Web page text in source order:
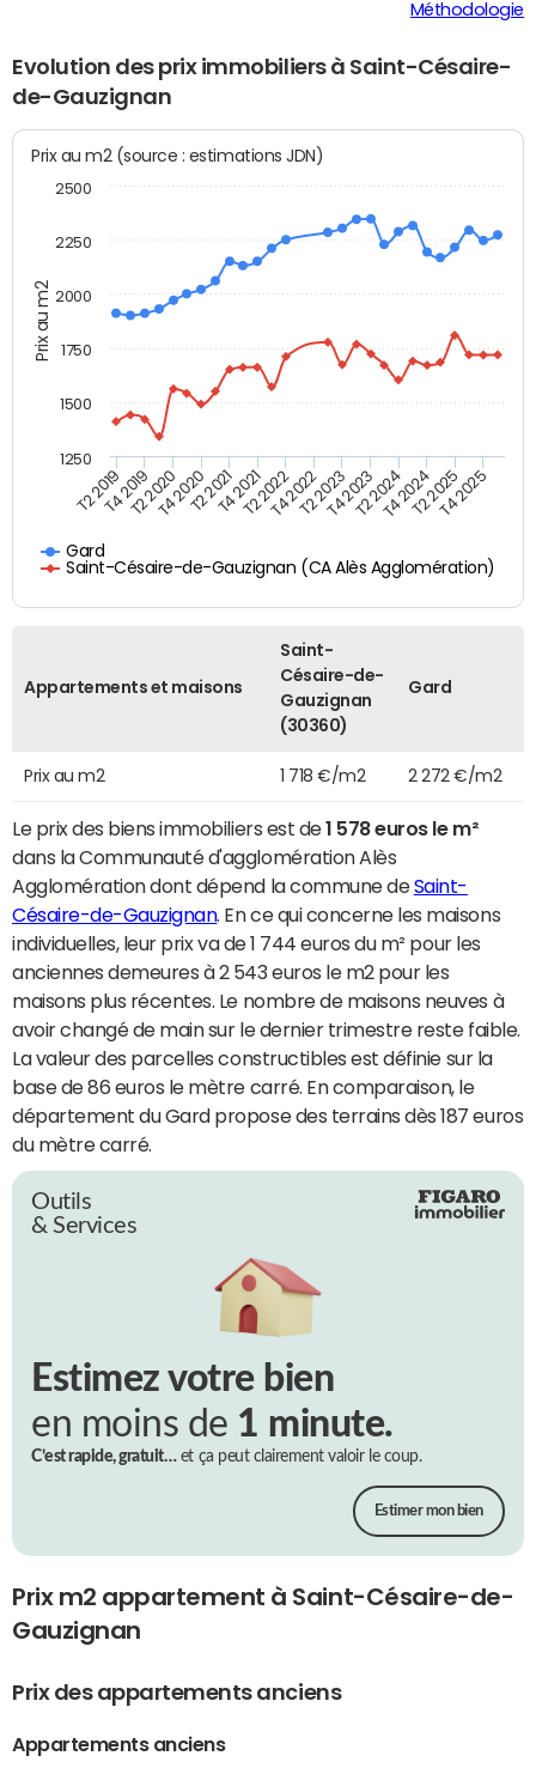
Méthodologie
Evolution des prix immobiliers à Saint-Césaire-
de-Gauzignan
Prix au m2
Prix au m2 (source : estimations JDN)
Gard
Saint-Césaire-de-Gauzignan (CA Alès Agglomération)
T2 2019T4 2019T2 2020T4 2020T2 2021T4 2021T2 2022T4 2022T2 2023T4 2023T2 2024T4 2024T2 2025T4 2025
1250
1500
1750
2000
2250
2500
Appartements et maisons
Saint-
Césaire-de-
Gauzignan
(30360)
Gard
Prix au m2 1 718 €/m2 2 272 €/m2
Le prix des biens immobiliers est de1 578 euros le m²
dans la Communauté d'agglomération Alès
Agglomération dont dépend la commune deSaint-
Césaire-de-Gauzignan. En ce qui concerne les maisons
individuelles, leur prix va de 1 744 euros du m² pour les
anciennes demeures à 2 543 euros le m2 pour les
maisons plus récentes. Le nombre de maisons neuves à
avoir changé de main sur le dernier trimestre reste faible.
La valeur des parcelles constructibles est définie sur la
base de 86 euros le mètre carré. En comparaison, le
département du Gard propose des terrains dès 187 euros
du mètre carré.
Outils
& Services
Estimez votre bien
en moins de 1 minute.
C’est rapide, gratuit…et ça peut clairement valoir le coup.
Estimer mon bien
Prix m2 appartement à Saint-Césaire-de-
Gauzignan
Prix des appartements anciens
Appartements anciens